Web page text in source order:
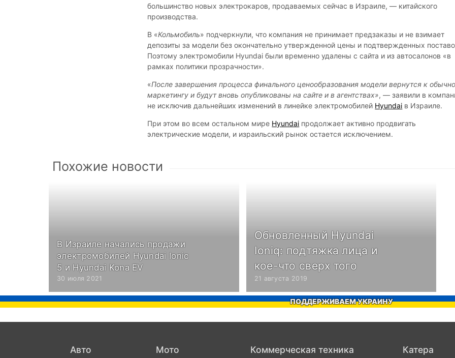
большинство новых электрокаров, продаваемых сейчас в Израиле, — китайского
производства.
В «Кольмобиль» подчеркнули, что компания не принимает предзаказы и не взимает
депозиты за модели без окончательно утвержденной цены и подтвержденных
Поэтому электромобили Hyundai были временно удалены с сайта и из автосалонов «в
рамках политики прозрачности».
«После завершения процесса финального ценообразования модели вернутся к
маркетингу и будут вновь опубликованы на сайте и в агентствах», — заявили в
не исключив дальнейших изменений в линейке электромобилей Hyundai в Израиле.
При этом во всем остальном мире Hyundai продолжает активно продвигать
электрические модели, и израильский рынок остается исключением.
Похожие новости
В Израиле начались продажи
электромобилей Hyundai Ionic
5 и Hyundai Kona EV
30 июля 2021
Обновленный Hyundai
Ioniq: подтяжка лица и
кое-что сверх того
21 августа 2019
ПОДДЕРЖИВАЕМ УКРАИНУ
Авто Мото Коммерческая техника Катера